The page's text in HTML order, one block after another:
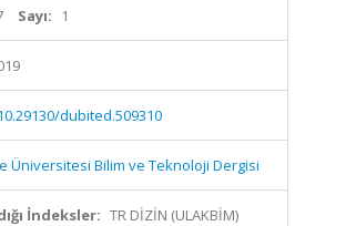
Sayı: 1
dubited.509310
Üniversitesi Bilim ve Teknoloji Dergisi
İndeksler: TR DİZİN (ULAKBİM)